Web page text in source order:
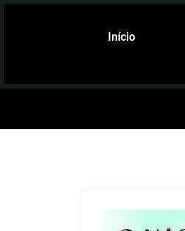
Início